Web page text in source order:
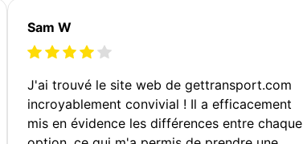
Sam W
J'ai trouvé le site web de gettransport.com
incroyablement convivial ! Il a efficacement
mis en évidence les différences entre chaque